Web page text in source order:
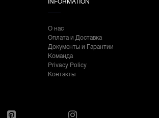
О нас
Оплата и Доставка
Документы и Гарантии
Команда
Privacy Policy
Контакты